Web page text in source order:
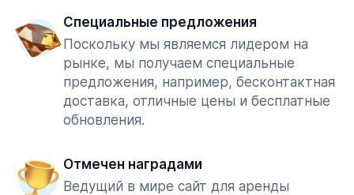
Специальные предложения
Поскольку мы являемся лидером на
рынке, мы получаем специальные
предложения, например, бесконтактная
доставка, отличные цены и бесплатные
обновления.
Отмечен наградами
Ведущий в мире сайт для аренды